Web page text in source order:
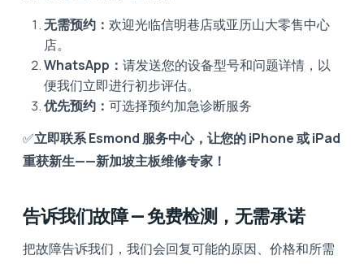
无需预约： 欢迎光临信明巷店或亚历山大零售中心
店。
WhatsApp： 请发送您的设备型号和问题详情，以
便我们立即进行初步评估。
优先预约： 可选择预约加急诊断服务
✅立即联系 Esmond 服务中心，让您的 iPhone 或 iPad
重获新生——新加坡主板维修专家！
告诉我们故障 — 免费检测，无需承诺
把故障告诉我们，我们会回复可能的原因、价格和所需